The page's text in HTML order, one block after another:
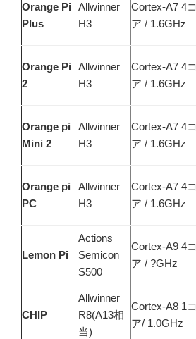
Orange Pi
Plus
Allwinner
H3
Cortex-A7 4コ
ア / 1.6GHz
Orange Pi
2
Allwinner
H3
Cortex-A7 4コ
ア / 1.6GHz
Orange pi
Mini 2
Allwinner
H3
Cortex-A7 4コ
ア / 1.6GHz
Orange pi
PC
Allwinner
H3
Cortex-A7 4コ
ア / 1.6GHz
Lemon Pi
Actions
Semicon
S500
Cortex-A9 4コ
ア / ?GHz
CHIP
Allwinner
R8(A13相
当)
Cortex-A8 1コ
ア/ 1.0GHz